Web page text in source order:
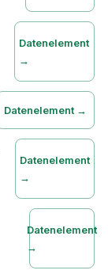
Datenelement
→
Datenelement →
Datenelement
→
Datenelement
→